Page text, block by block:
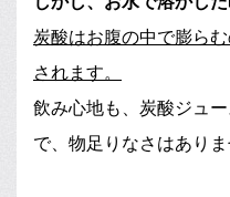
炭酸はお腹の中で膨ら
されます。
飲み心地も、炭酸ジュ
で、物足りなさはありま